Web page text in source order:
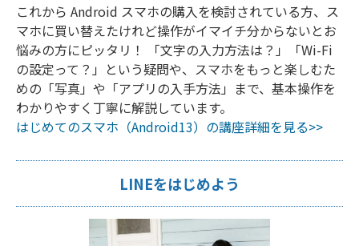
これから Android スマホの購入を検討されている方、ス
マホに買い替えたけれど操作がイマイチ分からないとお
悩みの方にピッタリ！ 「文字の入力方法は？」「Wi-Fi
の設定って？」という疑問や、スマホをもっと楽しむた
めの「写真」や「アプリの入手方法」まで、基本操作を
わかりやすく丁寧に解説しています。
はじめてのスマホ（Android13）の講座詳細を見る>>
LINEをはじめよう